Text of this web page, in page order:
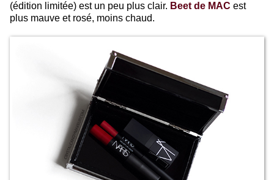
(édition limitée) est un peu plus clair. Beet de MAC est
plus mauve et rosé, moins chaud.